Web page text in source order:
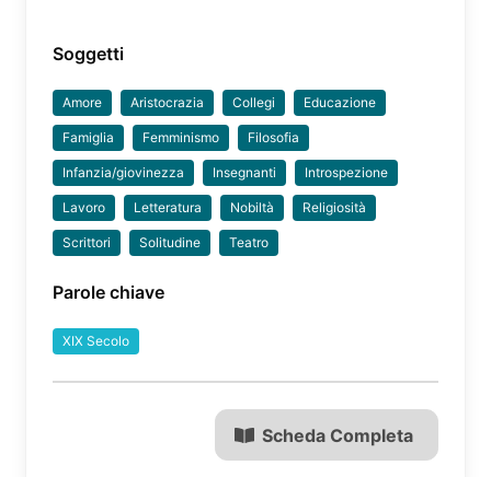
Soggetti
Amore Aristocrazia Collegi Educazione
Famiglia Femminismo Filosofia
Infanzia/giovinezza Insegnanti Introspezione
Lavoro Letteratura Nobiltà Religiosità
Scrittori Solitudine Teatro
Parole chiave
XIX Secolo
Scheda Completa